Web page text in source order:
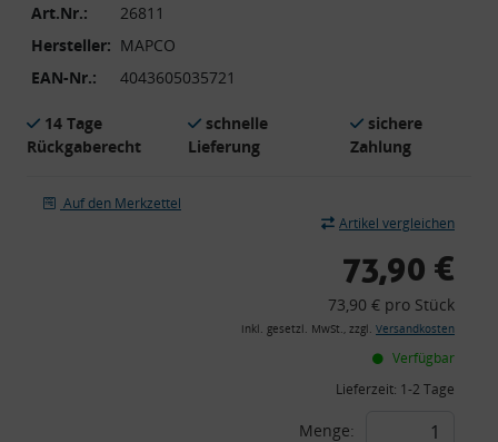
Art.Nr.:
26811
Hersteller: MAPCO
EAN-Nr.:
4043605035721
14 Tage
Rückgaberecht
schnelle
Lieferung
sichere
Zahlung
Auf den Merkzettel
Artikel vergleichen
73,90 €
73,90 € pro Stück
inkl. gesetzl. MwSt., zzgl. Versandkosten
Verfügbar
Lieferzeit: 1-2 Tage
Menge: